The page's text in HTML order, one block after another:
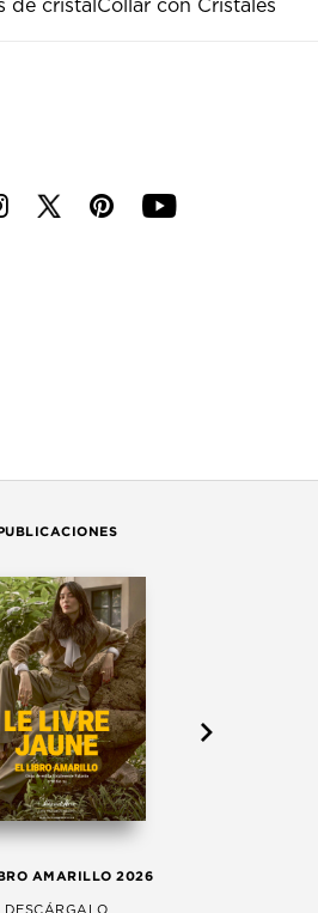
de cristal Collar con Cristales
p y
AMARILLO 2026
DESCÁRGALO